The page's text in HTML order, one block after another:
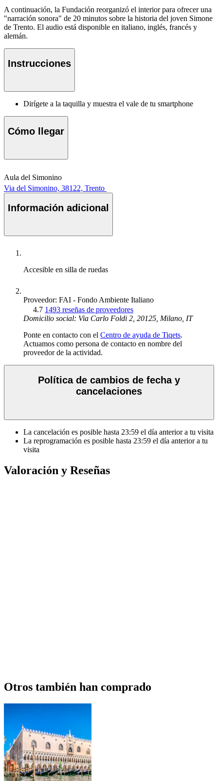
A continuación, la Fundación reorganizó el interior para ofrecer una
"narración sonora" de 20 minutos sobre la historia del joven Simone
de Trento. El audio está disponible en italiano, inglés, francés y
alemán.
Instrucciones
Dirígete a la taquilla y muestra el vale de tu smartphone
Cómo llegar
Aula del Simonino
Via del Simonino, 38122, Trento
Información adicional
Accesible en silla de ruedas
Proveedor: FAI - Fondo Ambiente Italiano
4.7 1493 reseñas de proveedores
Domicilio social: Via Carlo Foldi 2, 20125, Milano, IT
Ponte en contacto con el Centro de ayuda de Tiqets.
Actuamos como persona de contacto en nombre del
proveedor de la actividad.
Política de cambios de fecha y
cancelaciones
La cancelación es posible hasta 23:59 el día anterior a tu visita
La reprogramación es posible hasta 23:59 el día anterior a tu
visita
Valoración y Reseñas
Otros también han comprado